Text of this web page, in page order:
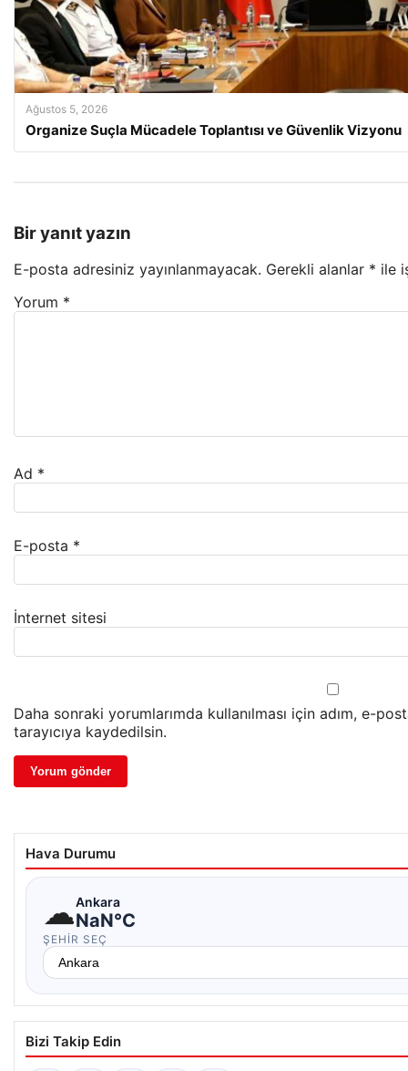
Ağustos 5, 2026
Organize Suçla Mücadele Toplantısı ve Güvenlik Vizyonu
Bir yanıt yazın
E-posta adresiniz yayınlanmayacak. Gerekli alanlar * ile
Yorum *
Ad *
E-posta *
İnternet sitesi
Daha sonraki yorumlarımda kullanılması için adım, e-
tarayıcıya kaydedilsin.
Hava Durumu
☁Ankara
NaN°C
ŞEHIR SEÇ
Bizi Takip Edin